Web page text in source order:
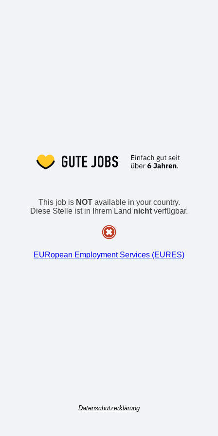
This job is NOTavailable in your country.
Diese Stelle ist in Ihrem Land nicht verfügbar.
EURopean Employment Services (EURES)
Datenschutzerklärung